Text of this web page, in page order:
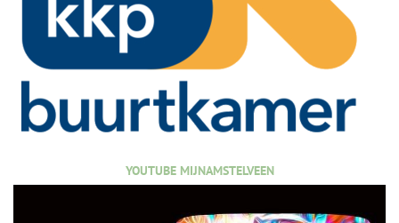
YOUTUBE MIJNAMSTELVEEN